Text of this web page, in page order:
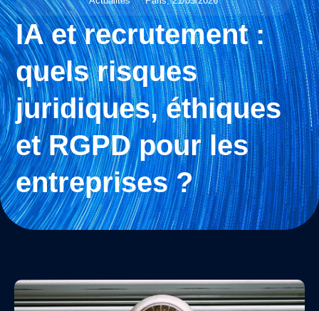
IA et recrutement :
quels risques
juridiques, éthiques
et RGPD pour les
entreprises ?